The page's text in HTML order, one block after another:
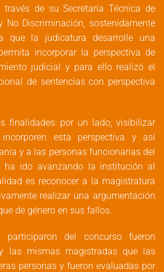
través de su Secretaría Técnica de
No Discriminación, sostenidamente
que la judicatura desarrolle una
incorporar la perspectiva de
judicial y para ello realizó el
de sentencias con perspectiva
finalidades: por un lado, visibilizar
esta perspectiva y así
y a las personas funcionarias del
ha ido avanzando la institución al
es reconocer a la magistratura
realizar una argumentación
de género en sus fallos.
participaron del concurso fueron
las mismas magistradas que las
personas y fueron evaluadas por